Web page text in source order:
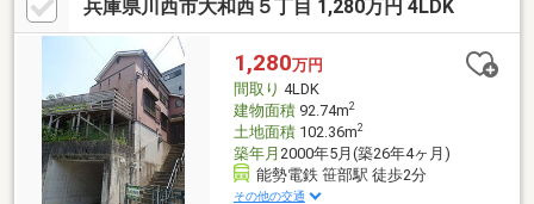
兵庫県川西市大和西５丁目 1,280万円 4LDK
1,280万円
間取り 4LDK
建物面積92.74m2
土地面積102.36m2
築年月 2000年5月(築26年4ヶ月)
能勢電鉄 笹部駅 徒歩2分
その他の交通